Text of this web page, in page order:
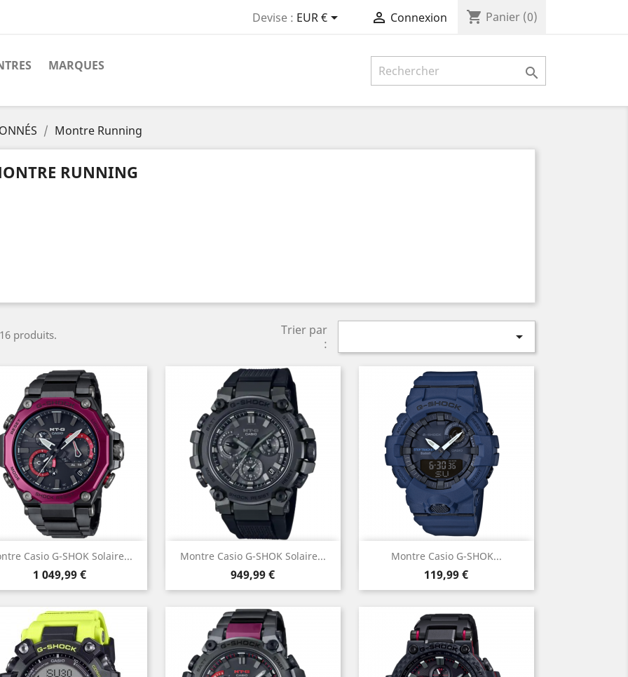
Devise : EUR €  Connexion shopping_cart Panier (0)
MARQUES 
Montre Running
RUNNING
produits.
Trier par
:

Casio G-SHOK Solaire...
Prix
1 049,99 €
Aperçu rapide Montre Casio G-SHOK Solaire...
Prix
949,99 €
Aperçu rapide Montre Casio G-SHOK...
Prix
119,99 €
Aperçu rapide
Vert